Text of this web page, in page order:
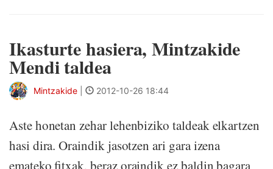
Ikasturte hasiera, Mintzakide
Mendi taldea
Mintzakide 2012-10-26 18:44
Aste honetan zehar lehenbiziko taldeak elkartzen
hasi dira. Oraindik jasotzen ari gara izena
emateko fitxak, beraz oraindik ez baldin bagara